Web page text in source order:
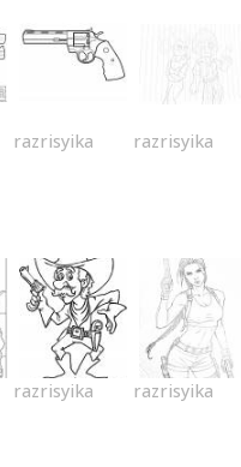
razrisyika razrisyika
razrisyika razrisyika